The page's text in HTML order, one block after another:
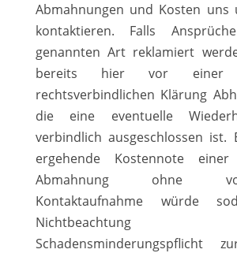
Abmahnungen und Kosten uns
kontaktieren. Falls
genannten Art reklamiert
bereits hier vor einer
rechtsverbindlichen Klärung
die eine eventuelle
verbindlich ausgeschlossen ist.
ergehende Kostennote einer
Abmahnung ohne
Kontaktaufnahme würde
Schadensminderungspflicht